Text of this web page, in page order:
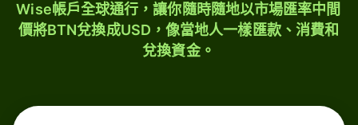
Wise帳戶全球通行，讓你隨時隨地以市場匯率中間
價將BTN兌換成USD，像當地人一樣匯款、消費和
兌換資金。